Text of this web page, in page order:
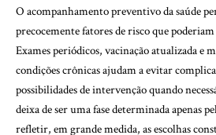
O acompanhamento preventivo da saúde
precocemente fatores de risco que
Exames periódicos, vacinação atualizada e
condições crônicas ajudam a evitar
possibilidades de intervenção quando
deixa de ser uma fase determinada apenas
refletir, em grande medida, as escolhas